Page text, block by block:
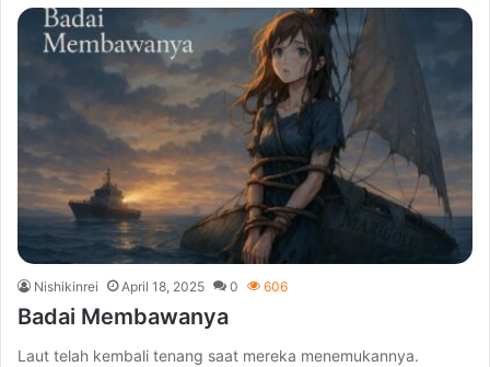
Nishikinrei April 18, 2025 0 606
Badai Membawanya
Laut telah kembali tenang saat mereka menemukannya.